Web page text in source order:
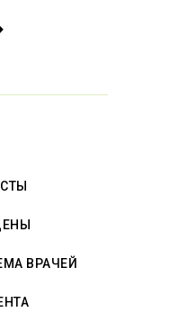
ВРАЧЕЙ